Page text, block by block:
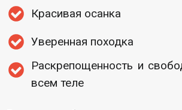
Красивая осанка
Уверенная походка
Раскрепощенность и
всем теле